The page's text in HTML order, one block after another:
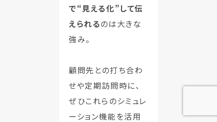
で“見える化”して伝
えられるのは大きな
強み。
顧問先との打ち合わ
せや定期訪問時に、
ぜひこれらのシミュレ
ーション機能を活用